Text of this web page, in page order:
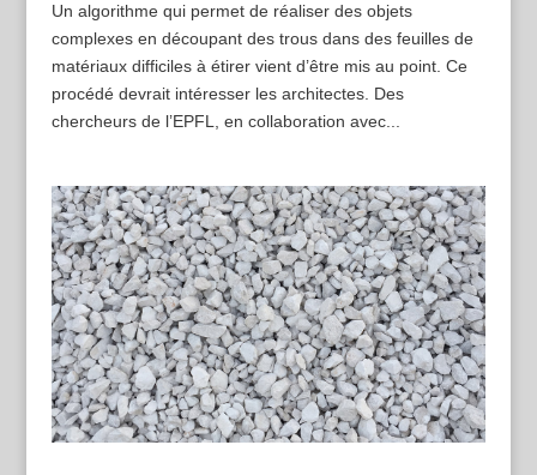
Un algorithme qui permet de réaliser des objets
complexes en découpant des trous dans des feuilles de
matériaux difficiles à étirer vient d’être mis au point. Ce
procédé devrait intéresser les architectes. Des
chercheurs de l’EPFL, en collaboration avec...